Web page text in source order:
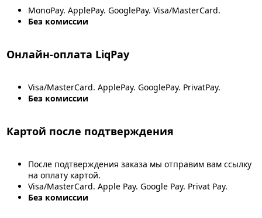
MonoPay. ApplePay. GooglePay. Visa/MasterCard.
Без комиссии
Онлайн-оплата LiqPay
Visa/MasterCard. ApplePay. GooglePay. PrivatPay.
Без комиссии
Картой после подтверждения
После подтверждения заказа мы отправим вам ссылку
на оплату картой.
Visa/MasterCard. Apple Pay. Google Pay. Privat Pay.
Без комиссии